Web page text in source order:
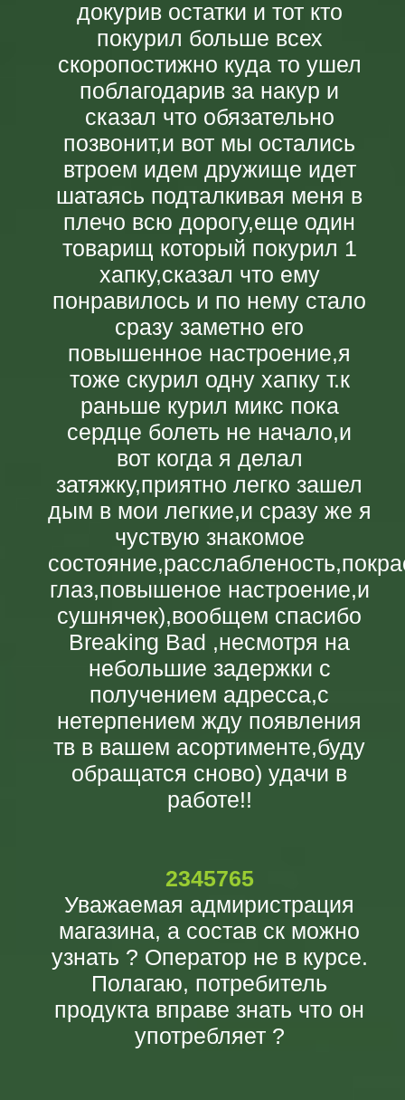
докурив остатки и тот кто
покурил больше всех
скоропостижно куда то ушел
поблагодарив за накур и
сказал что обязательно
позвонит,и вот мы остались
втроем идем дружище идет
шатаясь подталкивая меня в
плечо всю дорогу,еще один
товарищ который покурил 1
хапку,сказал что ему
понравилось и по нему стало
сразу заметно его
повышенное настроение,я
тоже скурил одну хапку т.к
раньше курил микс пока
сердце болеть не начало,и
вот когда я делал
затяжку,приятно легко зашел
дым в мои легкие,и сразу же я
чуствую знакомое
глаз,повышеное настроение,и
сушнячек),вообщем спасибо
Breaking Bad ,несмотря на
небольшие задержки с
получением адресса,с
нетерпением жду появления
тв в вашем асортименте,буду
обращатся сново) удачи в
работе!!
2345765
Уважаемая адмиристрация
магазина, а состав ск можно
узнать ? Оператор не в курсе.
Полагаю, потребитель
продукта вправе знать что он
употребляет ?